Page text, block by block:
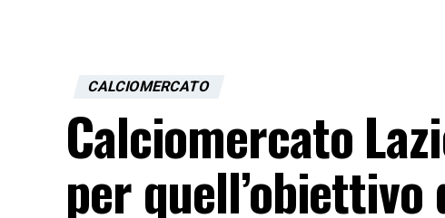
CALCIOMERCATO
Calciomercato
per